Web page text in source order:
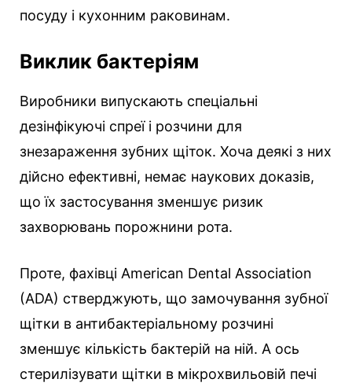
посуду і кухонним раковинам.
Виклик бактеріям
Виробники випускають спеціальні
дезінфікуючі спреї і розчини для
знезараження зубних щіток. Хоча деякі з них
дійсно ефективні, немає наукових доказів,
що їх застосування зменшує ризик
захворювань порожнини рота.
Проте, фахівці American Dental Association
(ADA) стверджують, що замочування зубної
щітки в антибактеріальному розчині
зменшує кількість бактерій на ній. А ось
стерилізувати щітки в мікрохвильовій печі